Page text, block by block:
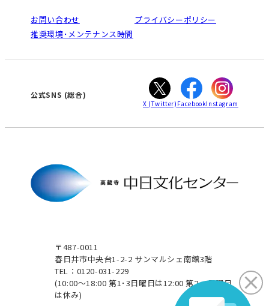
ご利用ガイド
オンライン講座受講の手順
WEBサイトのよくある質問
南大高
犬山
高蔵寺
大垣
津
お問い合わせ
プライバシーポリシー
推奨環境･メンテナンス時間
〒487-0011
春日井市中央台1-2-2 サンマルシェ南館3階
TEL：0120-031-229
(10:00～18:00 第1･3日曜日は12:00 第2･4日曜日
は休み)
公式SNS (総合)
X (Twitter) FacebookInstagram